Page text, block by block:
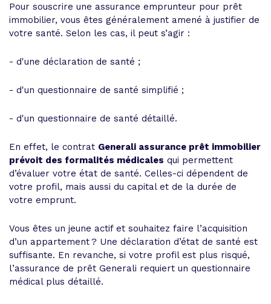
Pour souscrire une assurance emprunteur pour prêt
immobilier, vous êtes généralement amené à justifier de
votre santé. Selon les cas, il peut s’agir :
- d'une déclaration de santé ;
- d'un questionnaire de santé simplifié ;
- d'un questionnaire de santé détaillé.
En effet, le contrat Generali assurance prêt immobilier
prévoit des formalités médicales qui permettent
d’évaluer votre état de santé. Celles-ci dépendent de
votre profil, mais aussi du capital et de la durée de
votre emprunt.
Vous êtes un jeune actif et souhaitez faire l’acquisition
d’un appartement ? Une déclaration d’état de santé est
suffisante. En revanche, si votre profil est plus risqué,
l’assurance de prêt Generali requiert un questionnaire
médical plus détaillé.